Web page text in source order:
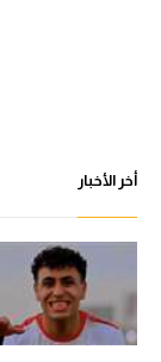
أخر الأخبار